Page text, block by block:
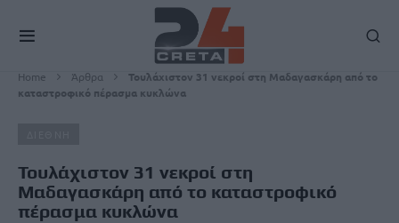
Home Άρθρα
Τουλάχιστον 31 νεκροί στη Μαδαγασκάρη από το
καταστροφικό πέρασμα κυκλώνα
Τουλάχιστον 31 νεκροί στη
Μαδαγασκάρη από το καταστροφικό
πέρασμα κυκλώνα